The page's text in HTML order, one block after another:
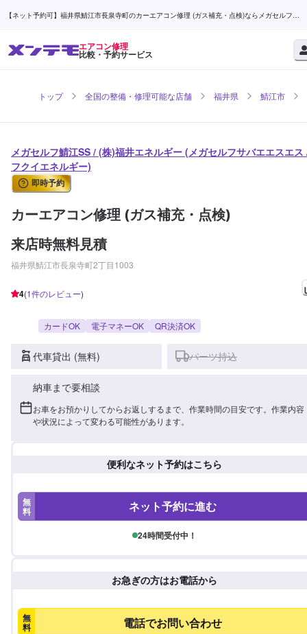
【ネット予約可】福井県鯖江市長泉寺町のカーエアコン修理 (ガス補充・点検)ならメガセルフ鯖
エアコン修理
比較・予約サービス
トップ 全国の整備・修理可能な店舗 福井県 鯖江市
メガセルフ鯖江SS / (株)福井エネルギー (メガセルフサバエエスエス
フクイエネルギー)
即時予約
カーエアコン修理 (ガス補充・点検)
来店時無料見積
福井県鯖江市長泉寺町2丁目1003
4(1件のレビュー)
カードOK 電子マネーOK QR決済OK
代車貸出 (無料) パーツ持込
納車まで要相談
お車をお預かりしてからお返しするまで、作業時間の目安です。作業内容
や状況によって変わる可能性があります。
便利なネット予約はこちら
無
料 ネット予約に進む
24時間受付中！
お急ぎの方はお電話から
無
料 電話でお問い合わせ